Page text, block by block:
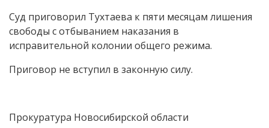
Суд приговорил Тухтаева к пяти месяцам лишения
свободы с отбыванием наказания в
исправительной колонии общего режима.
Приговор не вступил в законную силу.
Прокуратура Новосибирской области